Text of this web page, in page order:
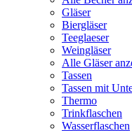
Gläser
Biergläser
Teeglaeser
Weingläser
Alle Gläser
Tassen
Tassen mit
Thermo
Trinkflaschen
Wasserflaschen